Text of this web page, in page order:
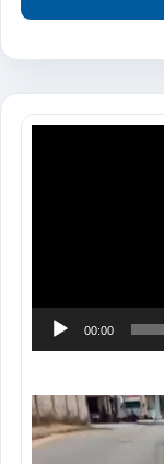
00:00
Tocador
de